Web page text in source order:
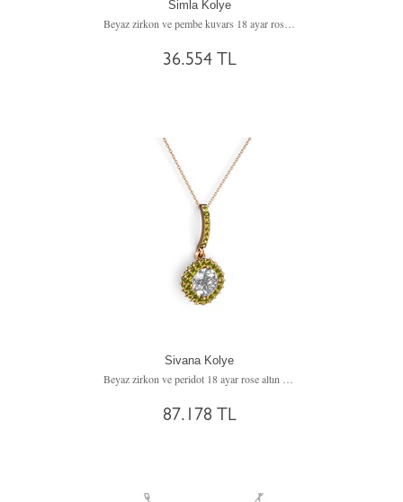
Simla Kolye
36.554 TL
Sivana Kolye
87.178 TL